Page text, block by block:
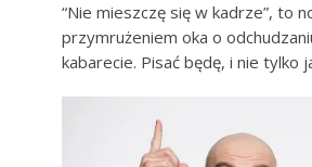
“Nie mieszczę się w kadrze”, to
przymrużeniem oka o
kabarecie. Pisać będę, i nie tylko